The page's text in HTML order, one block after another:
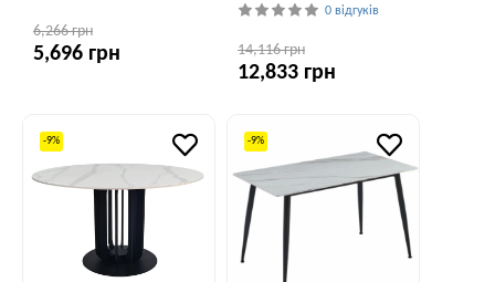
6,266 грн
5,696 грн
0 відгуків
14,116 грн
12,833 грн
-9% -9%